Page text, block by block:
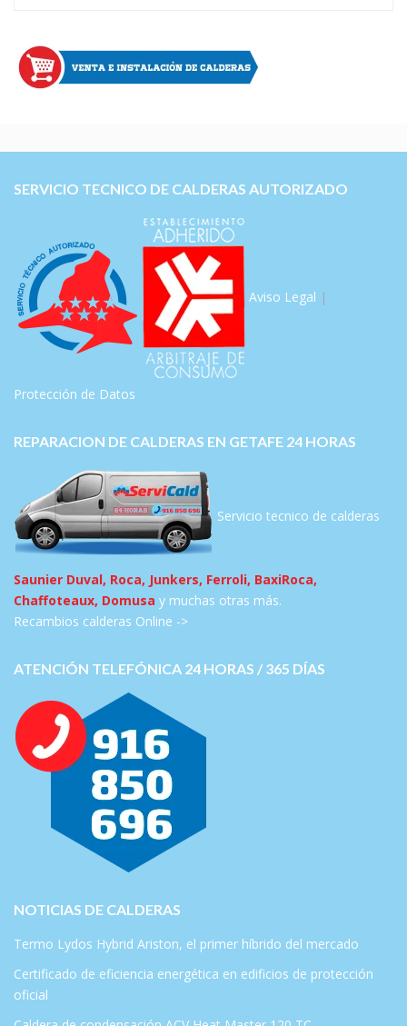
SERVICIO TECNICO DE CALDERAS AUTORIZADO
Aviso Legal |
Protección de Datos
REPARACION DE CALDERAS EN GETAFE 24 HORAS
Servicio tecnico de calderas
Saunier Duval, Roca, Junkers, Ferroli, BaxiRoca,
Chaffoteaux, Domusa y muchas otras más.
Recambios calderas Online ->
ATENCIÓN TELEFÓNICA 24 HORAS / 365 DÍAS
NOTICIAS DE CALDERAS
Termo Lydos Hybrid Ariston, el primer híbrido del mercado
Certificado de eficiencia energética en edificios de protección
oficial